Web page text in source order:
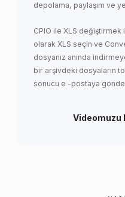
depolama, paylaşım ve
CPIO ile XLS değiştirmek
olarak XLS seçin ve
dosyanız anında
bir arşivdeki dosyaların
sonucu e -postaya
Videomuzu